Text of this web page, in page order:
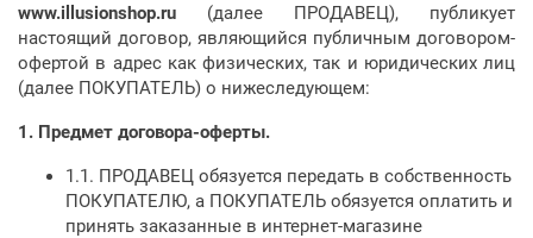
www.illusionshop.ru (далее ПРОДАВЕЦ), публикует
настоящий договор, являющийся публичным договором-
офертой в адрес как физических, так и юридических лиц
(далее ПОКУПАТЕЛЬ) о нижеследующем:
1. Предмет договора-оферты.
1.1. ПРОДАВЕЦ обязуется передать в собственность
ПОКУПАТЕЛЮ, а ПОКУПАТЕЛЬ обязуется оплатить и
принять заказанные в интернет-магазине